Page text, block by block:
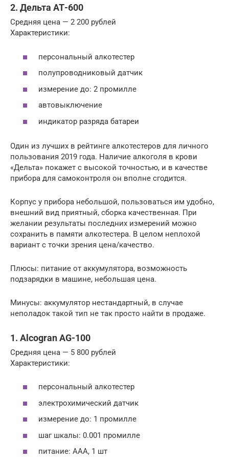
2. Дельта АТ-600
Средняя цена — 2 200 рублей
Характеристики:
персональный алкотестер
полупроводниковый датчик
измерение до: 2 промилле
автовыключение
индикатор разряда батареи
Один из лучших в рейтинге алкотестеров для личного
пользования 2019 года. Наличие алкоголя в крови
«Дельта» покажет с высокой точностью, и в качестве
прибора для самоконтроля он вполне сгодится.
Корпус у прибора небольшой, пользоваться им удобно,
внешний вид приятный, сборка качественная. При
желании результаты последних измерений можно
сохранить в памяти алкотестера. В целом неплохой
вариант с точки зрения цена/качество.
Плюсы: питание от аккумулятора, возможность
подзарядки в машине, небольшая цена.
Минусы: аккумулятор нестандартный, в случае
неполадок такой тип не так просто найти в продаже.
1. Alcogran AG-100
Средняя цена — 5 800 рублей
Характеристики:
персональный алкотестер
электрохимический датчик
измерение до: 1 промилле
шаг шкалы: 0.001 промилле
питание: ААА, 1 шт